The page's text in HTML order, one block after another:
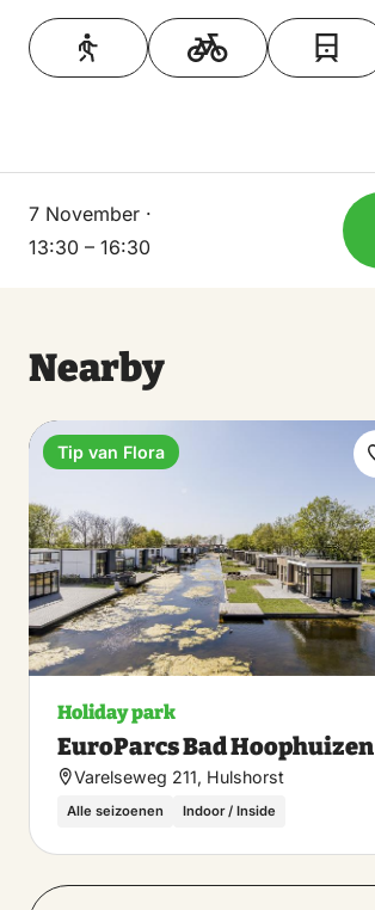
Toon op kaart
7 November ·
13:30 – 16:30
Nearby
Holiday park
EuroParcs Bad Hoophuizen
Varelseweg 211, Hulshorst
Alle seizoenen Indoor / Inside
Tip van Flora